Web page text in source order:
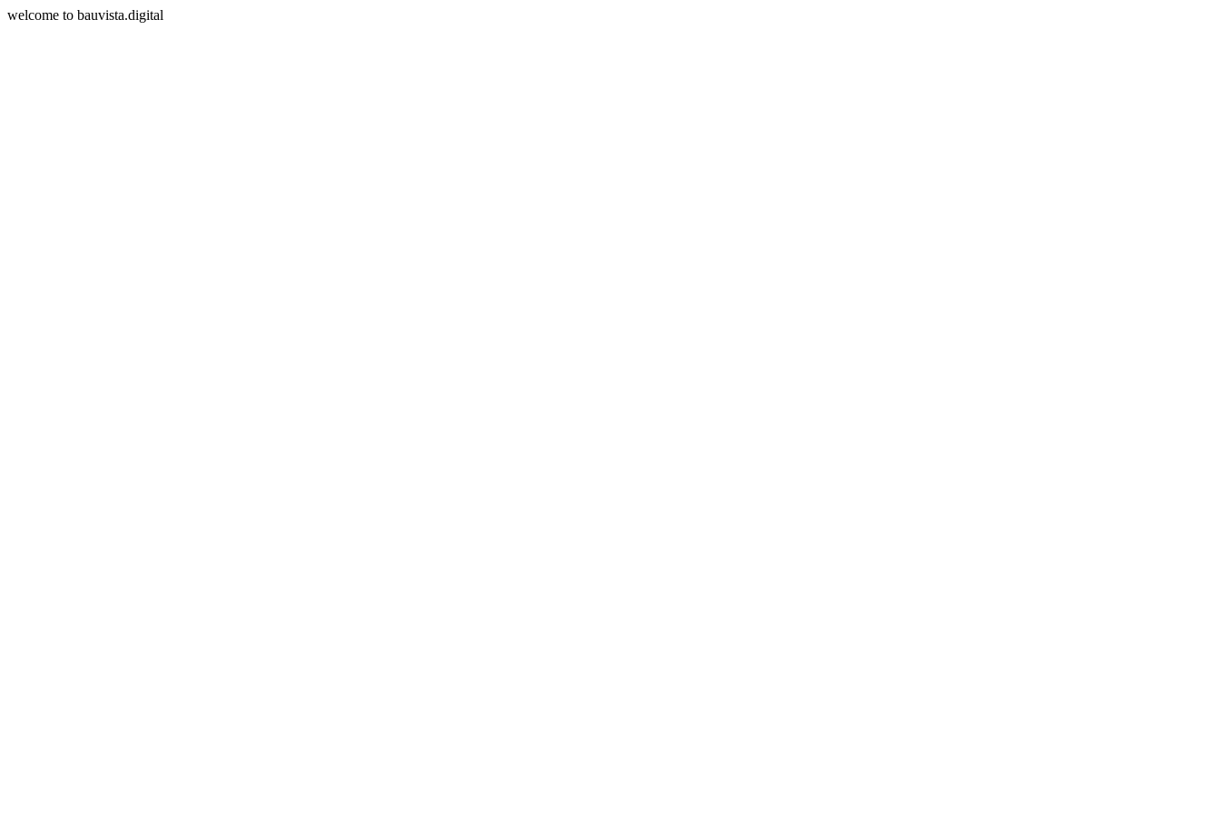
welcome to bauvista.digital